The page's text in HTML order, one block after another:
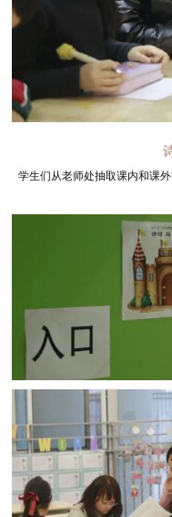
学生们从老师处抽取课内和课